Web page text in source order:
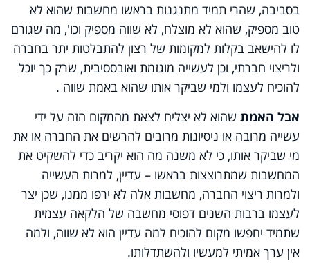
בסביבה, שהרי תמיד מתנגנות בראשו מחשבות שהוא לא
טוב מספיק, שהוא לא מוצלח, לא שווה מספיק וכו', מה שגורם
לו להישאב בקלות למקומות של רצון להתבלטות יתר בחברה
ולריצוי חברתי, וכן לעשייה מוגזמת ואובססיבית, שרק כך יוכל
להוכיח לעצמו ולמי שביקר אותו שהוא באמת שווה .
אבל האמת שהוא לא יצליח לצאת מהמקום הזה על ידי
עשייה מרובה או ניסיונות מרובים להרשים את החברה או את
מי שביקר אותו, כי לא משנה מה הוא יקריב כדי להשקיט את
המחשבות שמתרוצצות בראשו – עדיין, למרות העשייה
ולמרות ריצוי החברה, מחשבות אלה לא ירפו ממנו, שכן יצר
לעצמו ברבות השנים דפוסי מחשבה של הלקאה עצמית
שתמיד יחפשו מקום להוכיח למה עדיין הוא לא שווה, ולמה
אין ערך אמיתי למעשיו ולהשתדלותו.